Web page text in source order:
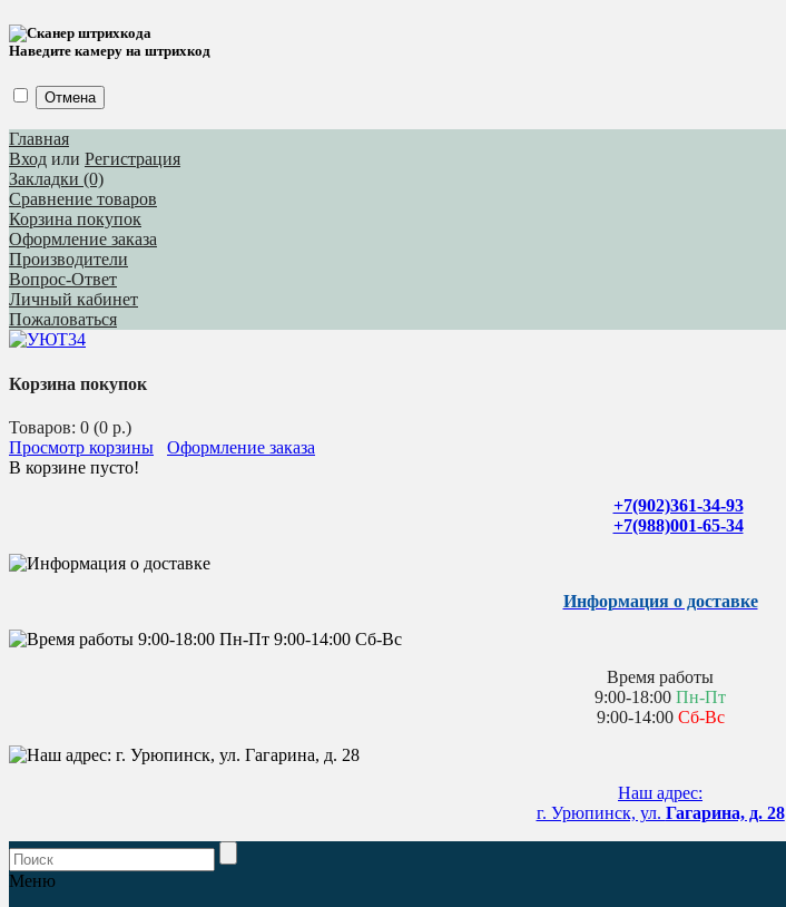
Наведите камеру на штрихкод
Отмена
Главная
Вход или Регистрация
Закладки (0)
Сравнение товаров
Корзина покупок
Оформление заказа
Производители
Вопрос-Ответ
Личный кабинет
Пожаловаться
Корзина покупок
Товаров: 0 (0 р.)
Просмотр корзины
Оформление заказа
В корзине пусто!
+7(902)361-34-93
+7(988)001-65-34
Информация о доставке
Время работы
9:00-18:00 Пн-Пт
9:00-14:00 Сб-Вс
Наш адрес:
г. Урюпинск, ул. Гагарина, д. 28
Меню